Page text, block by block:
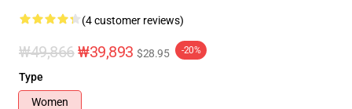
(4 customer reviews)
₩49,866₩39,893 $28.95 -20%
Type
Women